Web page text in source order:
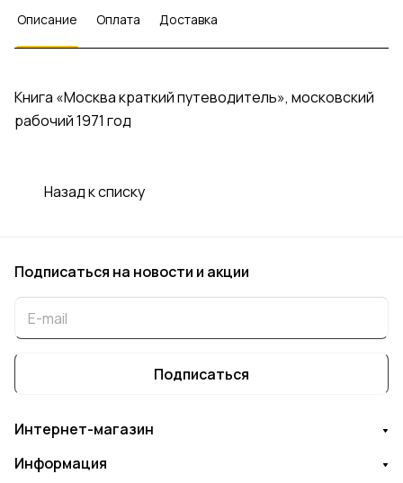
Описание Оплата Доставка
Книга «Москва краткий путеводитель», московский
рабочий 1971 год
Назад к списку
Подписаться на новости и акции
Подписаться
Интернет-магазин
Информация